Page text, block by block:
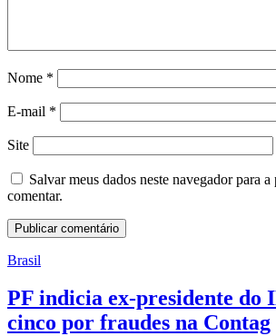
Nome *
E-mail *
Site
Salvar meus dados neste navegador para
comentar.
Brasil
PF indicia ex-presidente do
cinco por fraudes na Contag